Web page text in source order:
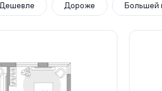
Дешевле Дороже Большей